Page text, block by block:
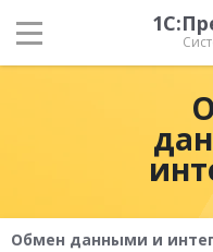
Обмен данными и